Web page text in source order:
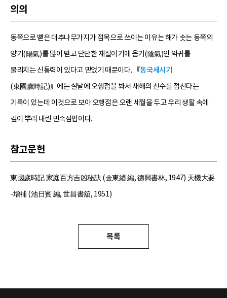
의의
동쪽으로 뻗은 대추나무가지가 점목으로 쓰이는 이유는 해가 솟는 동쪽의
양기(陽氣)를 많이 받고 단단한 재질이기에 음기(陰氣)인 악귀를
물리치는 신통력이 있다고 믿었기 때문이다. 『동국세시기
(東國歲時記)』에는 설날에 오행점을 봐서 새해의 신수를 점친다는
기록이 있는데 이것으로 보아 오행점은 오랜 세월을 두고 우리 생활 속에
깊이 뿌리 내린 민속점법이다.
참고문헌
東國歲時記 家庭百方吉凶秘訣 (金東縉 編, 德興書林, 1947) 天機大要
-增補 (池日賓 編, 世昌書舘, 1951)
목록